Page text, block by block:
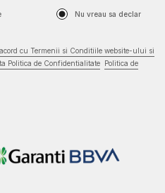
Nu vreau sa declar
cu Termenii si Conditiile website-ului si
Politica de Confidentialitate Politica de